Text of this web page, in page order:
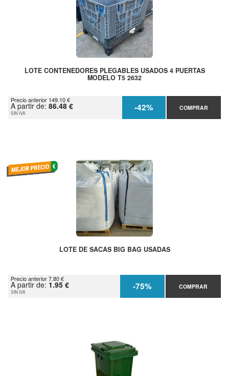
LOTE CONTENEDORES PLEGABLES USADOS 4 PUERTAS
MODELO T5 2632
Precio anterior 149.10 €
A partir de: 86.48 €
SIN IVA -42% COMPRAR
LOTE DE SACAS BIG BAG USADAS
Precio anterior 7.80 €
A partir de: 1.95 €
SIN IVA -75% COMPRAR